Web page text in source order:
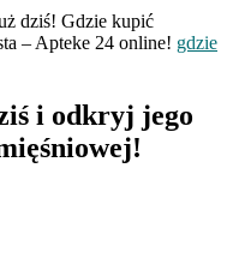
dziś! Gdzie kupić
– Apteke 24 online! gdzie
i odkryj jego